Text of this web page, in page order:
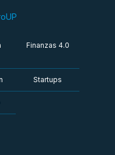
Finanzas 4.0
Startups